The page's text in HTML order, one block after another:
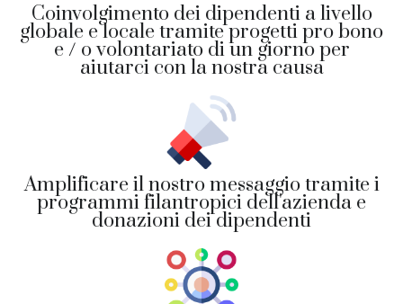
Coinvolgimento dei dipendenti a livello
globale e locale tramite progetti pro bono
e / o volontariato di un giorno per
aiutarci con la nostra causa
Amplificare il nostro messaggio tramite i
programmi filantropici dell'azienda e
donazioni dei dipendenti